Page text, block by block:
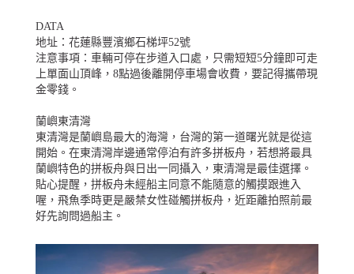
DATA
地址：花蓮縣豐濱鄉石梯坪52號
注意事項：車輛可停在步道入口處，只需短短5分鐘即可走
上單面山頂峰，8點過後離開停車場會收費，要記得攜帶現
金零錢。
蘭嶼東清灣
東清灣是蘭嶼島最大的海灣，台灣的第一道曙光就是從這
開始。在東清灣岸邊通常停泊有許多拼板舟，若想將最具
蘭嶼特色的拼板舟與日出一同攝入，東清灣是最佳選擇。
貼心提醒，拼板舟未經船主同意不能隨意的觸摸跟進入
喔，飛魚季時更是嚴禁女性碰觸拼板舟，近距離拍照前最
好先詢問過船主。